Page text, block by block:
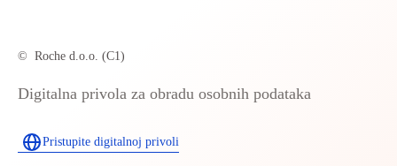
© Roche d.o.o. (C1)
Digitalna privola za obradu osobnih podataka
Pristupite digitalnoj privoli